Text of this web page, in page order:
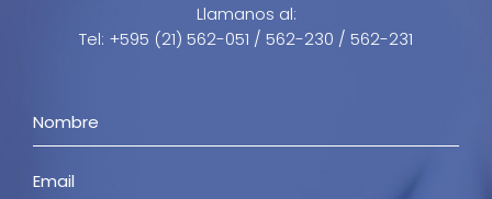
Llamanos al:
Tel: +595 (21) 562-051 / 562-230 / 562-231